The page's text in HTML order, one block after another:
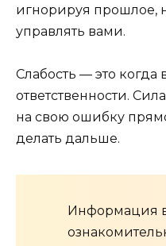
игнорируя прошлое,
управлять вами.
Слабость — это когда
ответственности.
на свою ошибку
делать дальше.
Информация в